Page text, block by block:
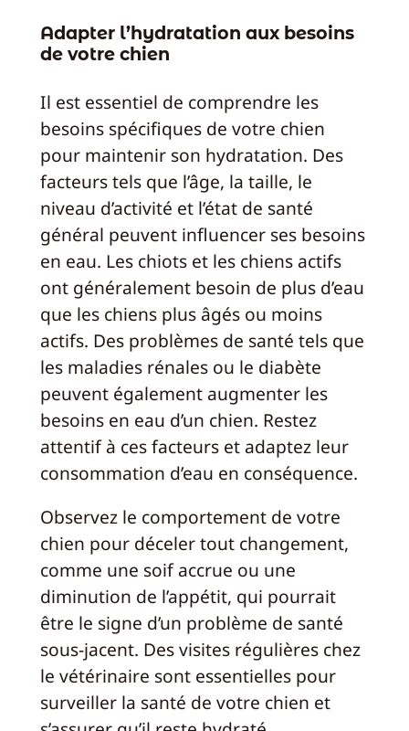
Adapter l’hydratation aux besoins
de votre chien
Il est essentiel de comprendre les
besoins spécifiques de votre chien
pour maintenir son hydratation. Des
facteurs tels que l’âge, la taille, le
niveau d’activité et l’état de santé
général peuvent influencer ses besoins
en eau. Les chiots et les chiens actifs
ont généralement besoin de plus d’eau
que les chiens plus âgés ou moins
actifs. Des problèmes de santé tels que
les maladies rénales ou le diabète
peuvent également augmenter les
besoins en eau d’un chien. Restez
attentif à ces facteurs et adaptez leur
consommation d’eau en conséquence.
Observez le comportement de votre
chien pour déceler tout changement,
comme une soif accrue ou une
diminution de l’appétit, qui pourrait
être le signe d’un problème de santé
sous-jacent. Des visites régulières chez
le vétérinaire sont essentielles pour
surveiller la santé de votre chien et